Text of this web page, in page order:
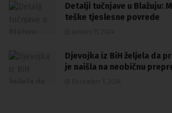
Detalji tučnjave u Blažuju:
teške tjeslesne povrede
Djevojka iz BiH željela da
je naišla na neobičnu